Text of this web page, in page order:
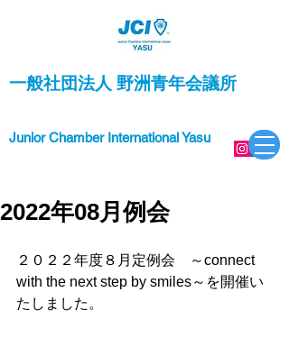
一般社団法人 野洲青年会議所
Junior Chamber International Yasu
2022年08月例会
２０２２年度８月定例会　～connect
with the next step by smiles～ を開催い
たしました。